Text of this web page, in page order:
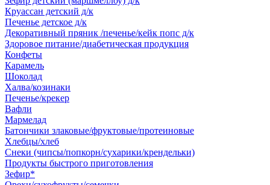
Круассан детский д/к
Печенье детское д/к
Декоративный пряник /печенье/кейк попс д/к
Здоровое питание/диабетическая продукция
Конфеты
Карамель
Шоколад
Халва/козинаки
Печенье/крекер
Вафли
Мармелад
Батончики злаковые/фруктовые/протеиновые
Хлебцы/хлеб
Снеки (чипсы/попкорн/сухарики/крендельки)
Продукты быстрого приготовления
Зефир*